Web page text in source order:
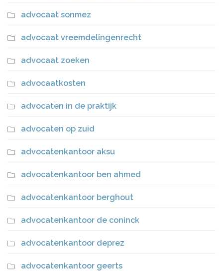
advocaat sonmez
advocaat vreemdelingenrecht
advocaat zoeken
advocaatkosten
advocaten in de praktijk
advocaten op zuid
advocatenkantoor aksu
advocatenkantoor ben ahmed
advocatenkantoor berghout
advocatenkantoor de coninck
advocatenkantoor deprez
advocatenkantoor geerts